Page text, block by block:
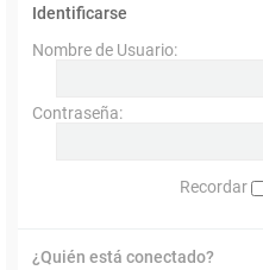
Identificarse
Nombre de Usuario:
Contraseña:
Recordar
¿Quién está conectado?